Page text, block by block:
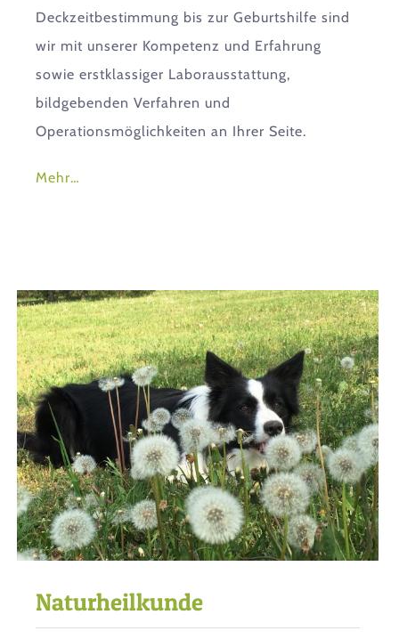
Deckzeitbestimmung bis zur Geburtshilfe sind
wir mit unserer Kompetenz und Erfahrung
sowie erstklassiger Laborausstattung,
bildgebenden Verfahren und
Operationsmöglichkeiten an Ihrer Seite.
Mehr…
Naturheilkunde